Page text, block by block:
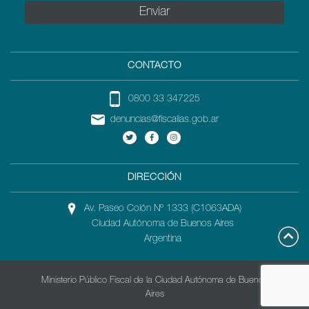
CONTACTO
0800 33 347225
denuncias@fiscalias.gob.ar
DIRECCIÓN
Av. Paseo Colón Nº 1333 (C1063ADA)
Ciudad Autónoma de Buenos Aires
Argentina
Ministerio Público Fiscal de la Ciudad Autónoma de Buenos
Aires